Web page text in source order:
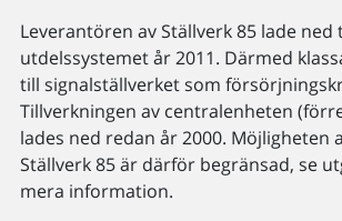
Leverantören av Ställverk 85 lade
utdelssystemet år 2011. Därmed
till signalställverket som
Tillverkningen av centralenheten
lades ned redan år 2000. Möjligheten
Ställverk 85 är därför begränsad, se
mera information.